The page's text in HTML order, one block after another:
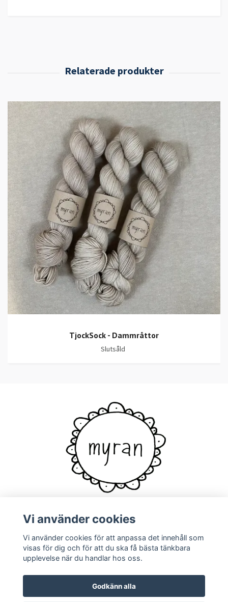
TjockSock - Dammråttor
Slutsåld
Kontakt
Vi använder cookies
Vi använder cookies för att anpassa det innehåll som
visas för dig och för att du ska få bästa tänkbara
upplevelse när du handlar hos oss.
Godkänn alla